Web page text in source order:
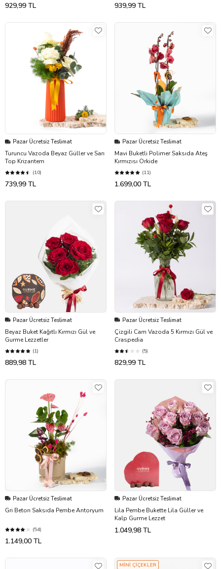
929,99 TL 939,99 TL
Pazar Ücretsiz Teslimat
Turuncu Vazoda Beyaz Güller ve Sarı
Top Krizantem
(10)
739,99 TL
Pazar Ücretsiz Teslimat
Mavi Buketli Polimer Saksıda Ateş
Kırmızısı Orkide
(11)
1.699,00 TL
Pazar Ücretsiz Teslimat
Beyaz Buket Kağıtlı Kırmızı Gül ve
Gurme Lezzetler
(1)
889,98 TL
Pazar Ücretsiz Teslimat
Çizgili Cam Vazoda 5 Kırmızı Gül ve
Craspedia
(5)
829,99 TL
Pazar Ücretsiz Teslimat
Gri Beton Saksıda Pembe Antoryum
(54)
1.149,00 TL
Pazar Ücretsiz Teslimat
Lila Pembe Bukette Lila Güller ve
Kalp Gurme Lezzet
1.049,98 TL
MİNİ ÇİÇEKLER